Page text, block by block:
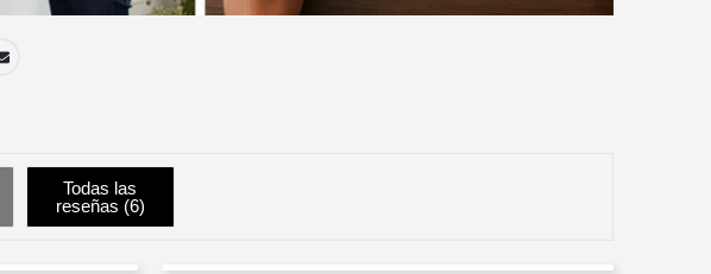
Todas las
reseñas (6)